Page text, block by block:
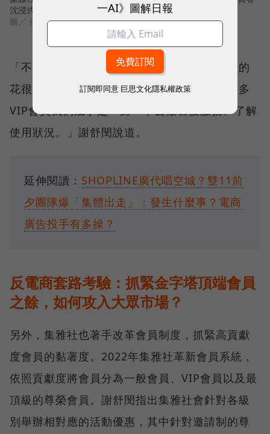
沈浸式體驗高階家電。
圖／ 侯俊偉攝影
「不管是事前介紹、運送安裝到售後，我們真的
花很多時間去傾聽客戶的心得跟回饋，甚至許多
VIP會員我們幾乎是一對一下去做售後服務、了解
使用狀況。」謝舒閔說道。
延伸閱讀： SHOPLINE廣代唱空城？雙11前
夕團隊爆「集體出走」：發生什麼事？電商
廣告投手有多操？
反電商套路考驗：抓緊金字塔頂端會員
之餘，如何攻入大眾市場？
另外，集雅社也著手改革會員制度，抓緊高貢獻
度會員的黏著度。2022年集雅社革新會員系統，
依照貢獻度將會員分為一般會員、VIP會員以及最
頂級的尊榮會員。謝舒閔指出集雅社會針對各級
別舉辦相對應的活動優惠，其中針對邀請制的尊
一AI》圖解日報
訂閱即同意 巨思文化隱私權政策